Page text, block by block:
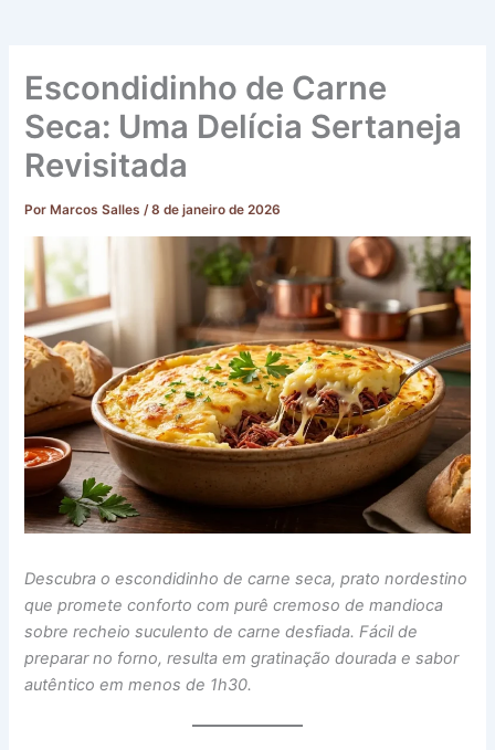
Escondidinho de Carne
Seca: Uma Delícia Sertaneja
Revisitada
Por Marcos Salles/8 de janeiro de 2026
Descubra o escondidinho de carne seca, prato nordestino
que promete conforto com purê cremoso de mandioca
sobre recheio suculento de carne desfiada. Fácil de
preparar no forno, resulta em gratinação dourada e sabor
autêntico em menos de 1h30.